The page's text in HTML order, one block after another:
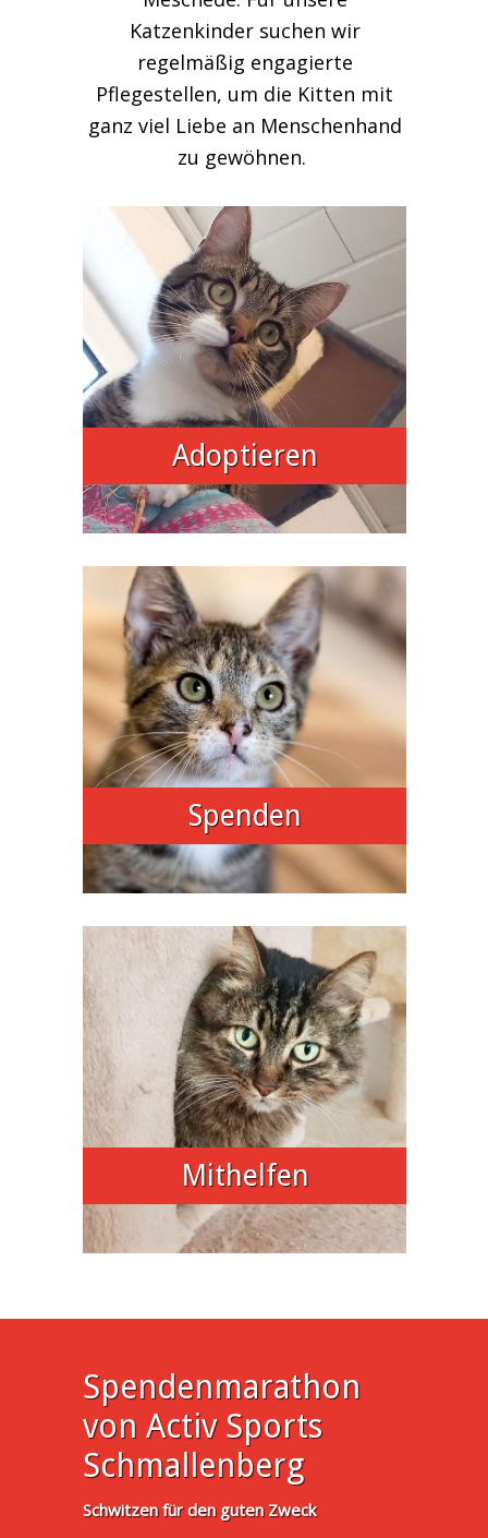
Katzenkinder suchen wir
regelmäßig engagierte
Pflegestellen, um die Kitten mit
ganz viel Liebe an Menschenhand
zu gewöhnen.
Adoptieren
Spenden
Mithelfen
Spendenmarathon
von Activ Sports
Schmallenberg
Schwitzen für den guten Zweck